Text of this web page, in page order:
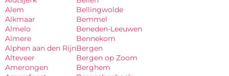
Alem
Alkmaar
Almelo
Almere
Alphen aan den Rijn
Alteveer
Amerongen
Bellingwolde
Bemmel
Beneden-Leeuwen
Bennekom
Bergen
Bergen op Zoom
Berghem